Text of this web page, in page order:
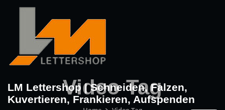
LM Lettershop | Schneiden, Falzen,
Kuvertieren, Frankieren, Aufspenden
Video Tag